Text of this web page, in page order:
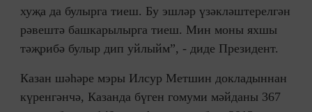
хуҗа да булырга тиеш. Бу эшләр үзәкләштерелгән
рәвештә башкарылырга тиеш. Мин моны яхшы
тәҗрибә булыр дип уйлыйм”, - диде Президент.
Казан шәһәре мэры Илсур Метшин докладыннан
күренгәнчә, Казанда бүген гомуми мәйданы 367